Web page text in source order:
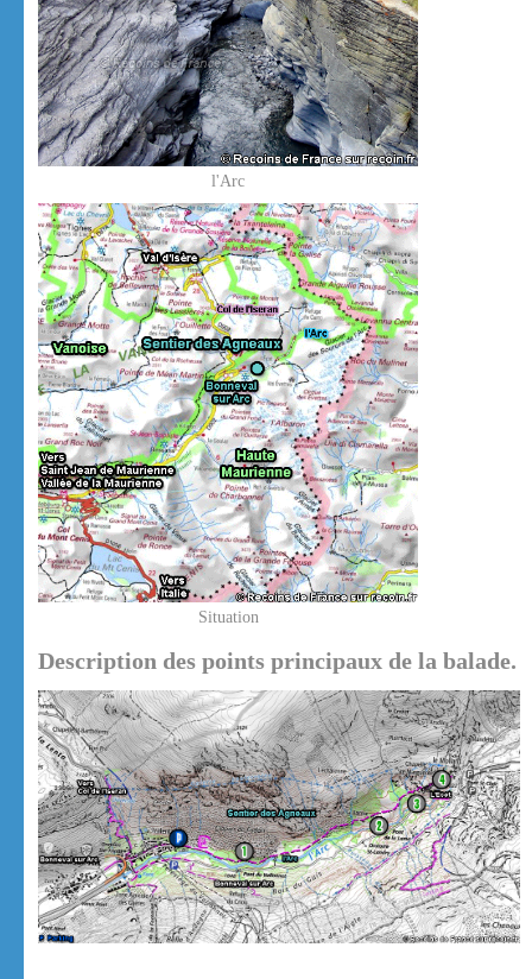
l'Arc
Situation
Description des points principaux de la balade.